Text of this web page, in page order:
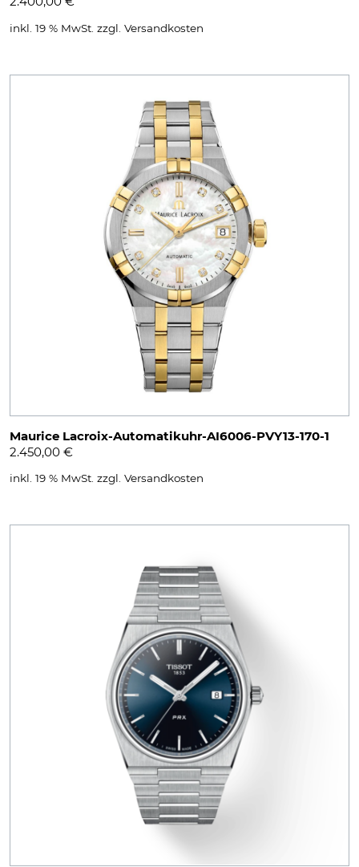
inkl. 19 % MwSt. zzgl. Versandkosten
Maurice Lacroix-Automatikuhr-AI6006-PVY13-170-1
2.450,00 €
inkl. 19 % MwSt. zzgl. Versandkosten